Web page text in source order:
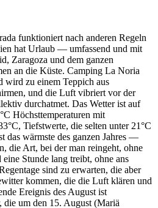
funktioniert nach anderen Regeln
hat Urlaub — umfassend und mit
Zaragoza und dem ganzen
an die Küste. Camping La Noria
wird zu einem Teppich aus
und die Luft vibriert vor der
durchatmet. Das Wetter ist auf
Höchsttemperaturen mit
Tiefstwerte, die selten unter 21°C
das wärmste des ganzen Jahres —
die Art, bei der man reingeht, ohne
Stunde lang treibt, ohne ans
sind zu erwarten, die aber
kommen, die die Luft klären und
Ereignis des August ist
die um den 15. August (Mariä